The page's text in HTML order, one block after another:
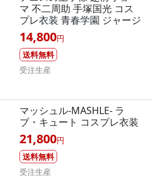
マ 不二周助 手塚国光 コス
プレ衣装 青春学園 ジャージ
14,800円
送料無料
受注生産
マッシュル-MASHLE- ラ
ブ・キュート コスプレ衣装
21,800円
送料無料
受注生産